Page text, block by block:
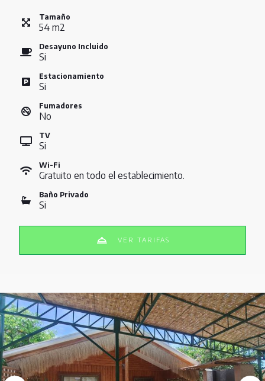
Tamaño
54 m2
Desayuno Incluido
Si
Estacionamiento
Si
Fumadores
No
TV
Si
Wi-Fi
Gratuito en todo el establecimiento.
Baño Privado
Si
VER TARIFAS